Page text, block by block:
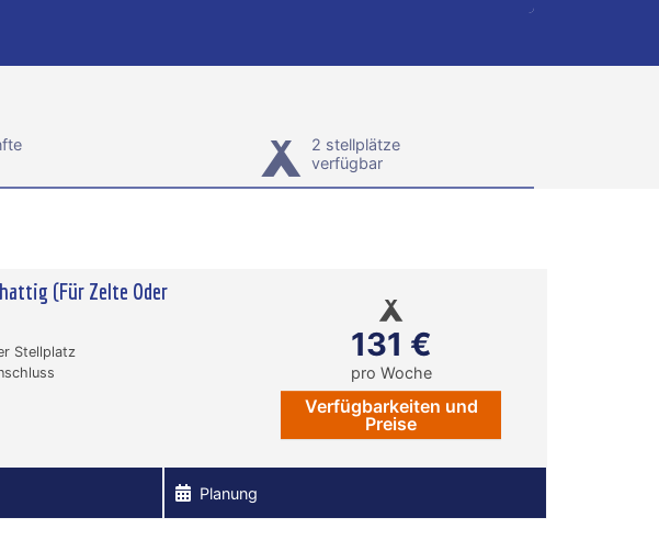
2 stellplätze
verfügbar
(Für Zelte Oder
Stellplatz
131 €
pro Woche
Verfügbarkeiten und
Preise
Planung